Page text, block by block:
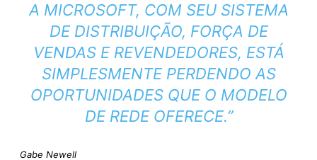
A MICROSOFT, COM SEU SISTEMA
DE DISTRIBUIÇÃO, FORÇA DE
VENDAS E REVENDEDORES, ESTÁ
SIMPLESMENTE PERDENDO AS
OPORTUNIDADES QUE O MODELO
DE REDE OFERECE.”
Gabe Newell